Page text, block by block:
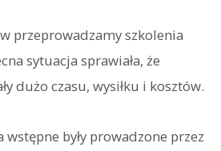
przeprowadzamy szkolenia
sytuacja sprawiała, że
dużo czasu, wysiłku i kosztów.
były prowadzone przez